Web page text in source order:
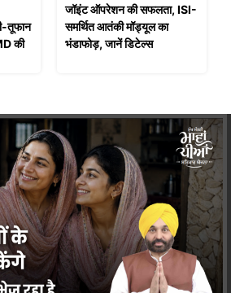
तूफान
की
जॉइंट ऑपरेशन की सफलता, ISI-
समर्थित आतंकी मॉड्यूल का
भंडाफोड़, जानें डिटेल्स